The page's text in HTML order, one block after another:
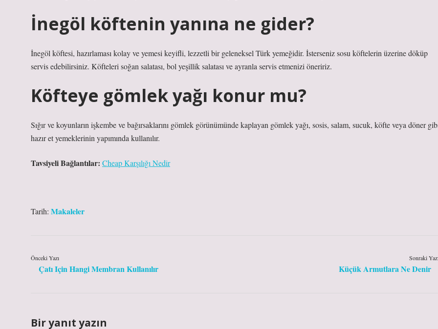
İnegöl köftenin yanına ne gider?
İnegöl köftesi, hazırlaması kolay ve yemesi keyifli, lezzetli bir geleneksel Türk yemeğidir. İsterseniz sosu köftelerin üzerine döküp
servis edebilirsiniz. Köfteleri soğan salatası, bol yeşillik salatası ve ayranla servis etmenizi öneririz.
Köfteye gömlek yağı konur mu?
Sığır ve koyunların işkembe ve bağırsaklarını gömlek görünümünde kaplayan gömlek yağı, sosis, salam, sucuk, köfte veya döner
hazır et yemeklerinin yapımında kullanılır.
Tavsiyeli Bağlantılar: Cheap Karşılığı Nedir
Tarih: Makaleler
Önceki Yazı
Çatı Için Hangi Membran Kullanılır
Sonraki
Küçük Armutlara Ne Denir
Bir yanıt yazın